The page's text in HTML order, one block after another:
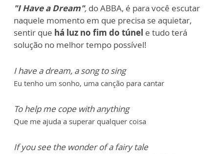
"I Have a Dream", do ABBA, é para você escutar
naquele momento em que precisa se aquietar,
sentir que há luz no fim do túnel e tudo terá
solução no melhor tempo possível!
I have a dream, a song to sing
Eu tenho um sonho, uma canção para cantar
To help me cope with anything
Que me ajuda a superar qualquer coisa
If you see the wonder of a fairy tale